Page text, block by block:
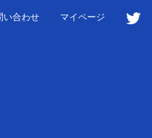
い合わせ マイページ